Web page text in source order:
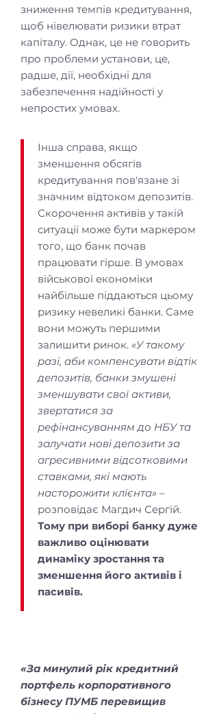
зниження темпів кредитування,
щоб нівелювати ризики втрат
капіталу. Однак, це не говорить
про проблеми установи, це,
радше, дії, необхідні для
забезпечення надійності у
непростих умовах.
Інша справа, якщо
зменшення обсягів
кредитування пов'язане зі
значним відтоком депозитів.
Скорочення активів у такій
ситуації може бути маркером
того, що банк почав
працювати гірше. В умовах
військової економіки
найбільше піддаються цьому
ризику невеликі банки. Саме
вони можуть першими
залишити ринок. «У такому
разі, аби компенсувати відтік
депозитів, банки змушені
зменшувати свої активи,
звертатися за
рефінансуванням до НБУ та
залучати нові депозити за
агресивними відсотковими
ставками, які мають
насторожити клієнта» –
розповідає Магдич Сергій.
Тому при виборі банку дуже
важливо оцінювати
динаміку зростання та
зменшення його активів і
пасивів.
«За минулий рік кредитний
портфель корпоративного
бізнесу ПУМБ перевищив